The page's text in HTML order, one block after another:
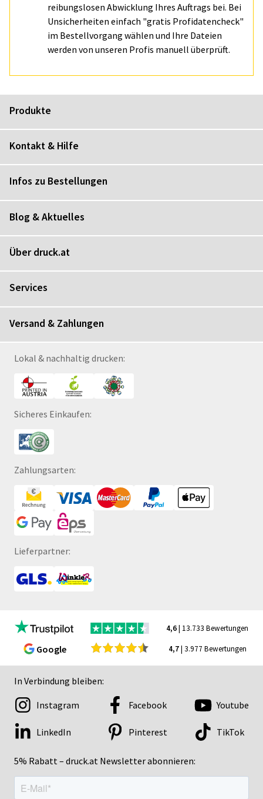
reibungslosen Abwicklung Ihres Auftrags bei. Bei
Unsicherheiten einfach "gratis Profidatencheck"
im Bestellvorgang wählen und Ihre Dateien
werden von unseren Profis manuell überprüft.
Produkte
Kontakt & Hilfe
Infos zu Bestellungen
Blog & Aktuelles
Über druck.at
Services
Versand & Zahlungen
Lokal & nachhaltig drucken:
Sicheres Einkaufen:
Zahlungsarten:
Lieferpartner:
4,6| 13.733 Bewertungen
Google 4,7| 3.977 Bewertungen
In Verbindung bleiben:
5% Rabatt – druck.at Newsletter abonnieren:
Instagram Facebook Youtube
LinkedIn Pinterest TikTok